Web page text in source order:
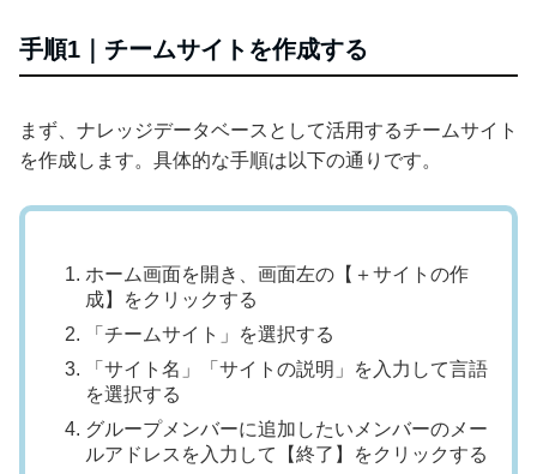
手順1｜チームサイトを作成する
まず、ナレッジデータベースとして活用するチームサイト
を作成します。具体的な手順は以下の通りです。
ホーム画面を開き、画面左の【＋サイトの作
成】をクリックする
「チームサイト」を選択する
「サイト名」「サイトの説明」を入力して言語
を選択する
グループメンバーに追加したいメンバーのメー
ルアドレスを入力して【終了】をクリックする